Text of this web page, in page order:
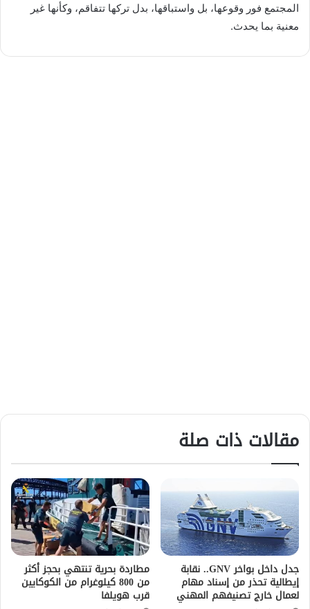
المجتمع فور وقوعها، بل واستباقها، بدل تركها تتفاقم، وكأنها غير
معنية بما يحدث.
مقالات ذات صلة
جدل داخل بواخر GNV.. نقابة
إيطالية تحذر من إسناد مهام
لعمال خارج تصنيفهم المهني
مطاردة بحرية تنتهي بحجز أكثر
من 800 كيلوغرام من الكوكايين
قرب هويلفا